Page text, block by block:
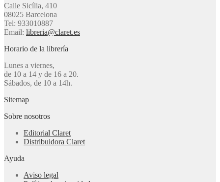
Calle Sicília, 410
08025 Barcelona
Tel: 933010887
Email: libreria@claret.es
Horario de la librería
Lunes a viernes,
de 10 a 14 y de 16 a 20.
Sábados, de 10 a 14h.
Sitemap
Sobre nosotros
Editorial Claret
Distribuidora Claret
Ayuda
Aviso legal